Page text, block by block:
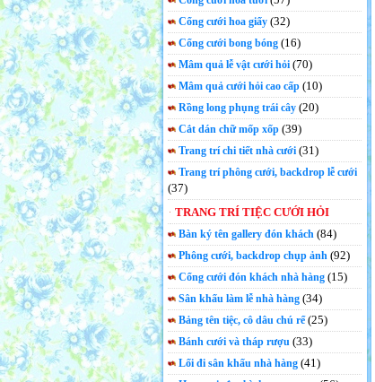
Cổng cưới hoa giấy (32)
Cổng cưới bong bóng (16)
Mâm quả lễ vật cưới hỏi (70)
Mâm quả cưới hỏi cao cấp (10)
Rồng long phụng trái cây (20)
Cắt dán chữ mốp xốp (39)
Trang trí chi tiết nhà cưới (31)
Trang trí phông cưới, backdrop lễ cưới
(37)
TRANG TRÍ TIỆC CƯỚI HỎI
Bàn ký tên gallery đón khách (84)
Phông cưới, backdrop chụp ảnh (92)
Cổng cưới đón khách nhà hàng (15)
Sân khấu làm lễ nhà hàng (34)
Bảng tên tiệc, cô dâu chú rể(25)
Bánh cưới và tháp rượu (33)
Lối đi sân khấu nhà hàng (41)